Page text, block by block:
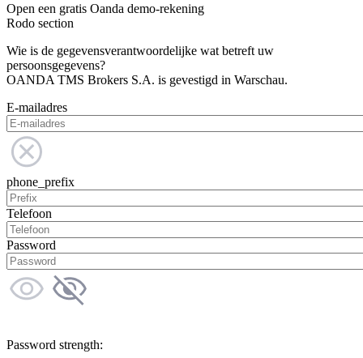
Open een gratis Oanda demo-rekening
Rodo section
Wie is de gegevensverantwoordelijke wat betreft uw
persoonsgegevens?
OANDA TMS Brokers S.A. is gevestigd in Warschau.
E-mailadres
phone_prefix
Telefoon
Password
Password strength: